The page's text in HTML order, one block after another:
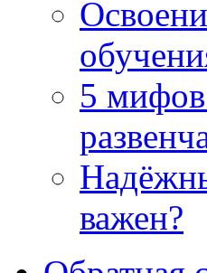
5 мифов
важен?